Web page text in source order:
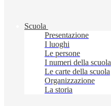
Scuola
Presentazione
I luoghi
Le persone
I numeri della scuola
Le carte della scuola
Organizzazione
La storia